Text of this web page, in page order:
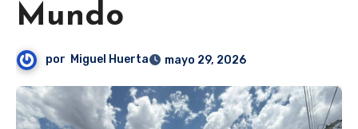
Mundo
por Miguel Huerta mayo 29, 2026